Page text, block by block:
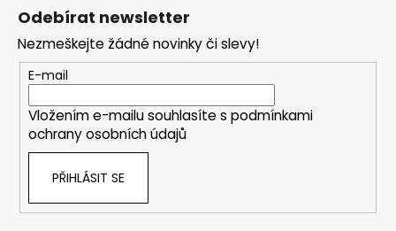
o
t
ř
e
b
u
Odebírat newsletter
Nezmeškejte žádné novinky či slevy!
E-mail
Vložením e-mailu souhlasíte s podmínkami
ochrany osobních údajů
PŘIHLÁSIT SE